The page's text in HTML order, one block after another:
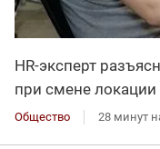
HR-эксперт
при смене локации
Общество 28 минут